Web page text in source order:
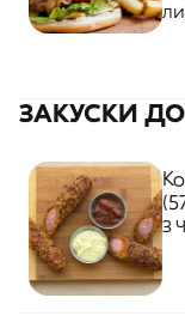
ЗАКУСКИ
З